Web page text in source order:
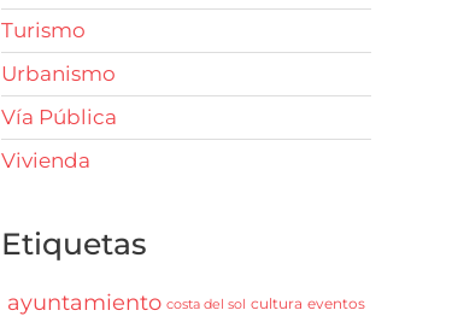
Turismo
Urbanismo
Vía Pública
Vivienda
Etiquetas
ayuntamiento costa del sol cultura eventos